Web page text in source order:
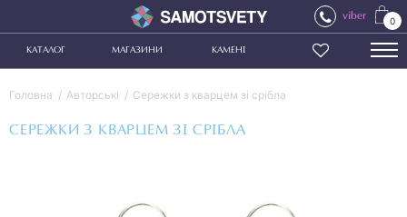
viber 0
КАТАЛОГ МАГАЗИНИ КАМЕНІ
Головна Авторські Сережки з кварцем зі срібла
СЕРЕЖКИ З КВАРЦЕМ ЗІ СРІБЛА